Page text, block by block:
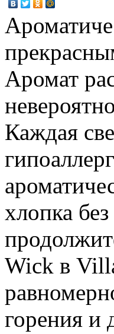
Аромат
Каждая
хлопка
Wick в
горения и